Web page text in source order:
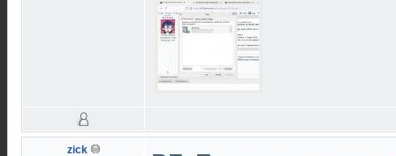
zick